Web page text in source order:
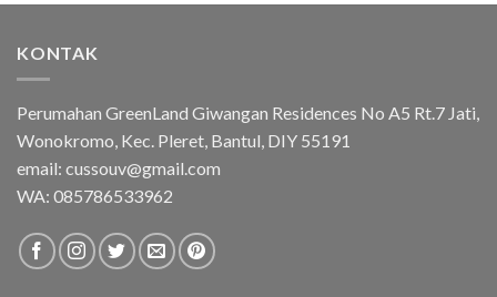
KONTAK
Perumahan GreenLand Giwangan Residences No A5 Rt.7 Jati,
Wonokromo, Kec. Pleret, Bantul, DIY 55191
email: cussouv@gmail.com
WA: 085786533962